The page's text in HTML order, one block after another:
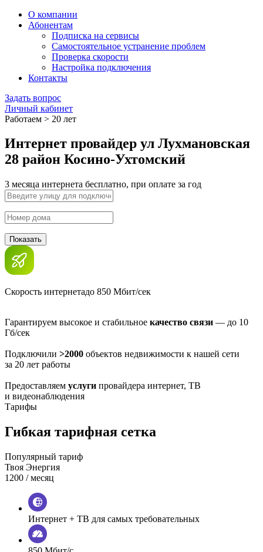
О компании
Абонентам
Подписка на сервисы
Самостоятельное устранение проблем
Проверка скорости
Настройка подключения
Контакты
Задать вопрос
Личный кабинет
Работаем > 20 лет
Интернет провайдер ул Лухмановская
28 район Косино-Ухтомский
3 месяца интернета бесплатно, при оплате за год
Показать
Скорость интернетадо 850 Мбит/сек
Гарантируем высокое и стабильное качество связи — до 10
Гб/сек
Подключили >2000 объектов недвижимости к нашей сети
за 20 лет работы
Предоставляем услуги провайдера интернет, ТВ
и видеонаблюдения
Тарифы
Гибкая тарифная сетка
Популярный тариф
Твоя Энергия
1200 / месяц
Интернет + ТВ для самых требовательных